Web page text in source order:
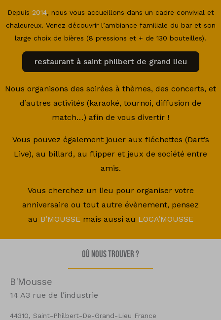
Depuis 2014, nous vous accueillons dans un cadre convivial et
chaleureux. Venez découvrir l’ambiance familiale du bar et son
large choix de bières (8 pressions et + de 130 bouteilles)!
restaurant à saint philbert de grand lieu
Nous organisons des soirées à thèmes, des concerts, et
d’autres activités (karaoké, tournoi, diffusion de
match…) afin de vous divertir !
Vous pouvez également jouer aux fléchettes (Dart’s
Live), au billard, au flipper et jeux de société entre
amis.
Vous cherchez un lieu pour organiser votre
anniversaire ou tout autre évènement, pensez
au B’MOUSSEmais aussi au LOCA’MOUSSE
Où nous trouver ?
B'Mousse
14 A3 rue de l’industrie
44310, Saint-Philbert-De-Grand-Lieu France